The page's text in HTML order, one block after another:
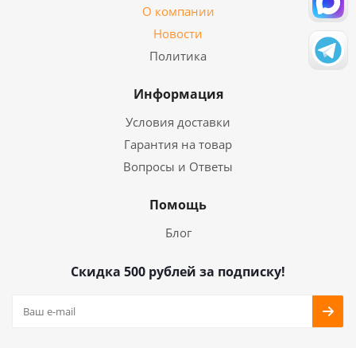
О компании
Новости
Политика
Информация
Условия доставки
Гарантия на товар
Вопросы и Ответы
Помощь
Блог
Скидка 500 рублей за подписку!